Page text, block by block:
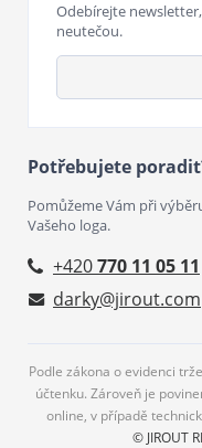
Odebírejte
neutečou.
Potřebujete
Pomůžeme Vám při
Vašeho loga.
+420770 11 05 11
darky@jirout.com
Podle zákona o evidenci
účtenku. Zároveň je
online, v případě
© JIROUT